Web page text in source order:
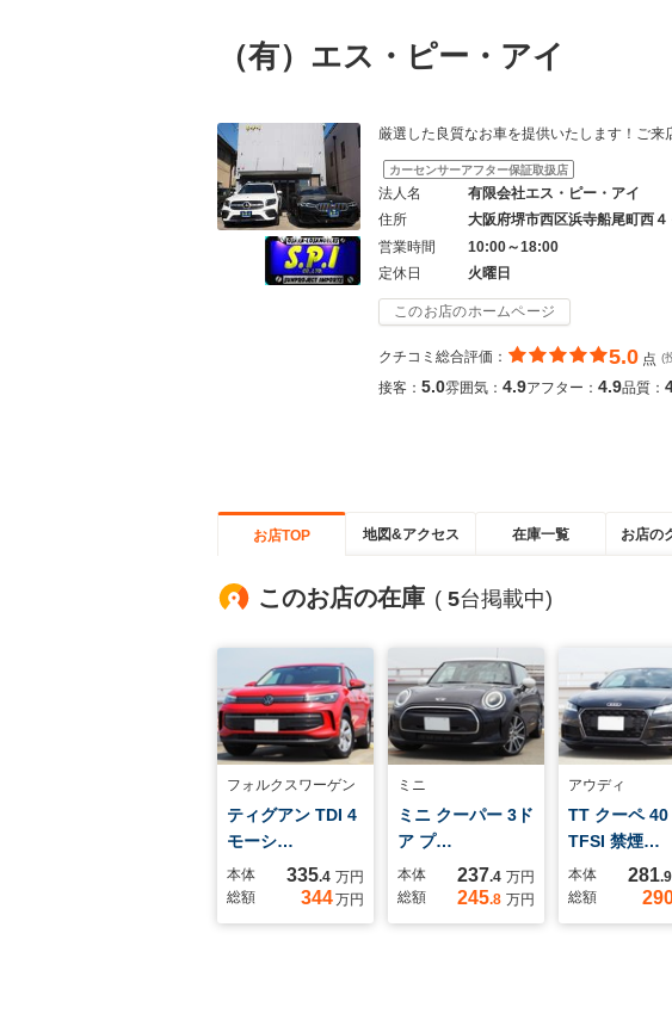
（有）エス・ピー・アイ
厳選した良質なお車を提供いたします！ご来
カーセンサーアフター保証取扱店
法人名
有限会社エス・ピー・アイ
住所
大阪府堺市西区浜寺船尾町西４
営業時間
10:00～18:00
定休日
火曜日
このお店のホームページ
クチコミ総合評価： 5.0 点 (
接客： 5.0雰囲気： 4.9アフター： 4.9品質：
お店TOP 地図&アクセス 在庫一覧 お店の
このお店の在庫 ( 5台掲載中)
フォルクスワーゲン
ティグアン TDI 4
モーシ…
本体 335.4 万円
総額
344万円
ミニ
ミニ クーパー 3ド
ア プ…
本体 237.4 万円
総額
245.8 万円
アウディ
TT クーペ 40
TFSI 禁煙…
本体 281.9
総額